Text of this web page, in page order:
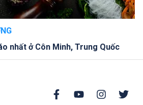
nhất ở Côn Minh, Trung Quốc